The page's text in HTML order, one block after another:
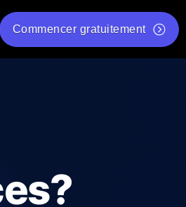
Commencer gratuitement